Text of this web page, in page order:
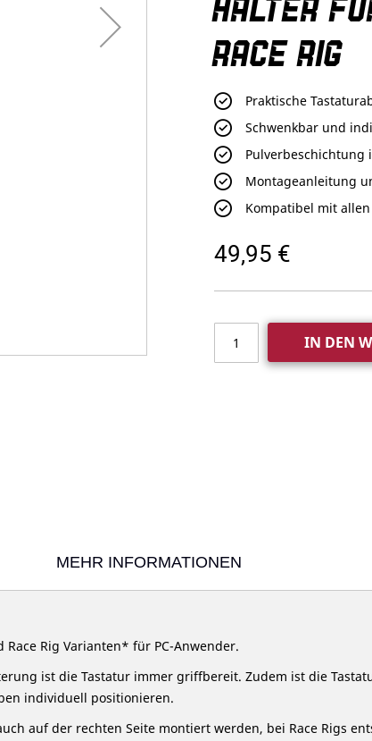
HALTER
RACE RIG
Praktische
Schwenkbar und
Pulverbeschichtung
Montageanleitung
Kompatibel mit
49,95 €
IN DEN
MEHR INFORMATIONEN
Rig Varianten* für PC-Anwender.
ist die Tastatur immer griffbereit. Zudem ist die
individuell positionieren.
auf der rechten Seite montiert werden, bei Race Rigs